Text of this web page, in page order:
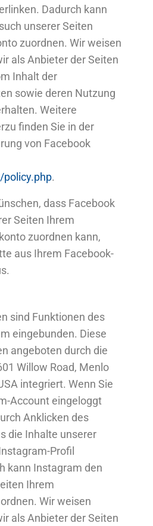
Dadurch kann
unserer Seiten
zuordnen. Wir weisen
als Anbieter der Seiten
Inhalt der
sowie deren Nutzung
Weitere
finden Sie in der
von Facebook
policy.php.
dass Facebook
Seiten Ihrem
zuordnen kann,
aus Ihrem Facebook-
sind Funktionen des
eingebunden. Diese
angeboten durch die
Willow Road, Menlo
integriert. Wenn Sie
Account eingeloggt
Anklicken des
die Inhalte unserer
Profil
kann Instagram den
Ihrem
Wir weisen
als Anbieter der Seiten